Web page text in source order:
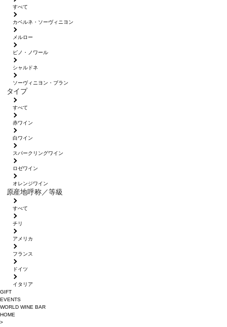
すべて
カベルネ・ソーヴィニヨン
メルロー
ピノ・ノワール
シャルドネ
ソーヴィニヨン・ブラン
タイプ
すべて
赤ワイン
白ワイン
スパークリングワイン
ロゼワイン
オレンジワイン
原産地呼称／等級
すべて
チリ
アメリカ
フランス
ドイツ
イタリア
GIFT
EVENTS
WORLD WINE BAR
HOME
>